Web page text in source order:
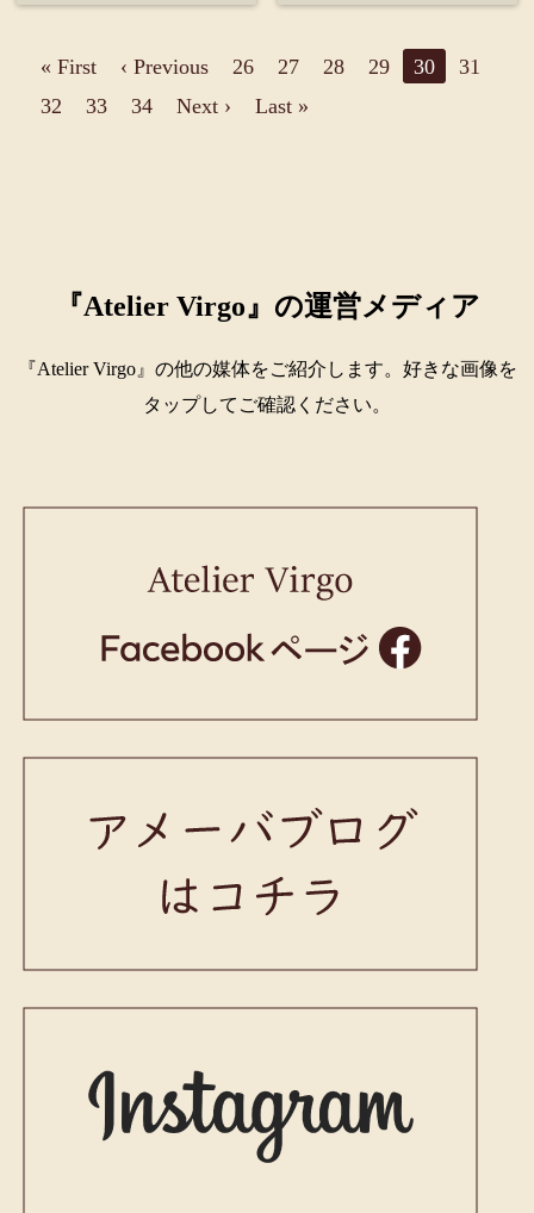
« First ‹ Previous 26 27 28 29 30
31
32
33 34 Next › Last »
『Atelier Virgo』の運営メディア
『Atelier Virgo』の他の媒体をご紹介します。好きな画像を
タップしてご確認ください。